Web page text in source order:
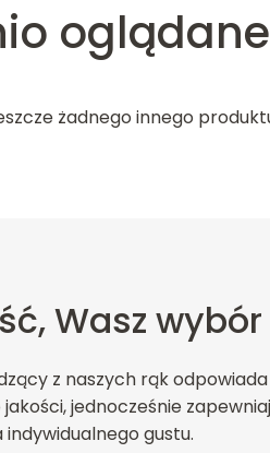
oglądane
żadnego innego
Wasz wybór
z naszych rąk
jednocześnie
gustu.